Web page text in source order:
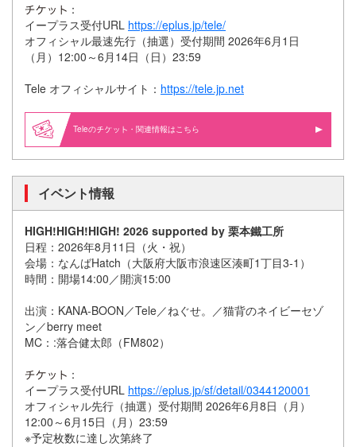
：
イープラス受付URL https://eplus.jp/tele/
オフィシャル最速先行（抽選）受付期間 2026年6月1日
（月）12:00～6月14日（日）23:59
Tele オフィシャルサイト： https://tele.jp.net
Teleの ・関連情報はこちら
イベント情報
HIGH!HIGH!HIGH! 2026 supported by 栗本鐵工所
日程：2026年8月11日（火・祝）
会場：なんばHatch（大阪府大阪市浪速区湊町1丁目3-1）
時間：開場14:00／開演15:00
出演：KANA-BOON／Tele／ねぐせ。／猫背のネイビーセゾ
ン／berry meet
MC：:落合健太郎（FM802）
：
イープラス受付URL https://eplus.jp/sf/detail/0344120001
オフィシャル先行（抽選）受付期間 2026年6月8日（月）
12:00～6月15日（月）23:59
※予定枚数に達し次第終了